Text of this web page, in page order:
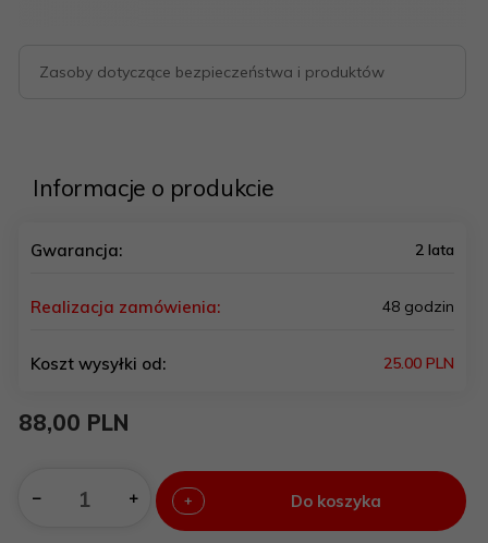
Zasoby dotyczące bezpieczeństwa i produktów
Informacje o produkcie
Gwarancja: 2 lata
Realizacja zamówienia: 48 godzin
Koszt wysyłki od: 25.00 PLN
88,00 PLN
+ Do koszyka